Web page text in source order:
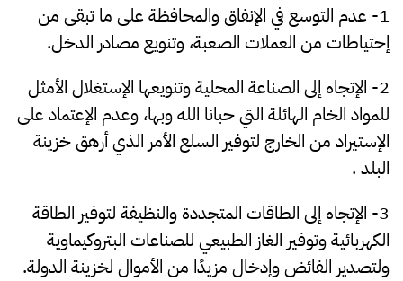
1- عدم التوسع في الإنفاق والمحافظة على ما تبقى من
إحتياطات من العملات الصعبة، وتنويع مصادر الدخل.
2- الإتجاه إلى الصناعة المحلية وتنويعها الإستغلال الأمثل
للمواد الخام الهائلة التي حبانا الله وبها، وعدم الإعتماد على
الإستيراد من الخارج لتوفير السلع الأمر الذي أرهق خزينة
البلد .
3- الإتجاه إلى الطاقات المتجددة والنظيفة لتوفير الطاقة
الكهربائية وتوفير الغاز الطبيعي للصناعات البتروكيماوية
ولتصدير الفائض وإدخال مزيدًا من الأموال لخزينة الدولة.